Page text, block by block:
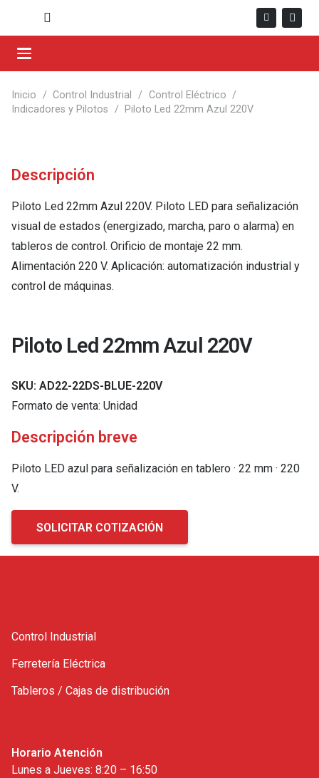
Inicio / Control Industrial / Control Eléctrico /
Indicadores y Pilotos / Piloto Led 22mm Azul 220V
Descripción
Piloto Led 22mm Azul 220V. Piloto LED para señalización
visual de estados (energizado, marcha, paro o alarma) en
tableros de control. Orificio de montaje 22 mm.
Alimentación 220 V. Aplicación: automatización industrial y
control de máquinas.
Piloto Led 22mm Azul 220V
SKU: AD22-22DS-BLUE-220V
Formato de venta: Unidad
Descripción breve
Piloto LED azul para señalización en tablero · 22 mm · 220
V.
SOLICITAR COTIZACIÓN
Control Industrial
Ferretería Eléctrica
Tableros / Cajas de distribución
Horario Atención
Lunes a Jueves: 8:20 – 16:50